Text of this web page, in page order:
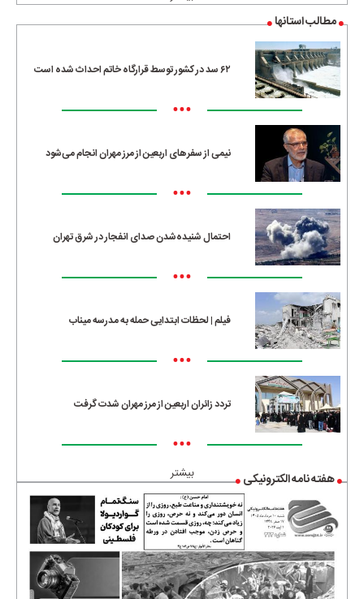
مطالب استانها
۶۲ سد در کشور توسط قرارگاه خاتم احداث شده است
•••
نیمی از سفرهای اربعین از مرز مهران انجام می‌شود
•••
احتمال شنیده‌شدن صدای انفجار در شرق تهران
•••
فیلم | لحظات ابتدایی حمله به مدرسه میناب
•••
تردد زائران اربعین از مرز مهران شدت گرفت
•••
بیشتر هفته نامه الکترونیکی